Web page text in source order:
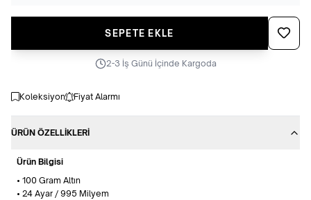
SEPETE EKLE
2-3 İş Günü İçinde Kargoda
Koleksiyon Fiyat Alarmı
ÜRÜN ÖZELLIKLERI
Ürün Bilgisi
• 100 Gram Altın
• 24 Ayar / 995 Milyem